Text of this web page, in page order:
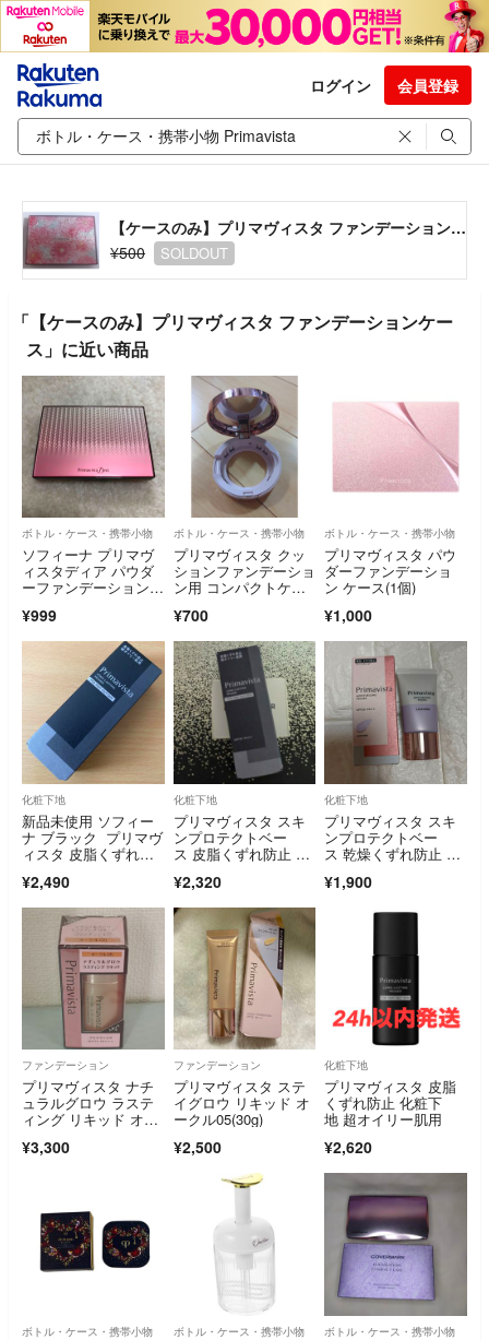
ログイン 会員登録
【ケースのみ】プリマヴィスタ ファンデーションケース
¥500
SOLDOUT
「【ケースのみ】プリマヴィスタ ファンデーションケー
ス」に近い商品
ボトル・ケース・携帯小物
ソフィーナ プリマヴ
ィスタディア パウダ
ーファンデーション用
¥999
ボトル・ケース・携帯小物
プリマヴィスタ クッ
ションファンデーショ
ン用 コンパクトケー
¥700
ボトル・ケース・携帯小物
プリマヴィスタ パウ
ダーファンデーショ
ン ケース(1個)
¥1,000
化粧下地
新品未使用 ソフィー
ナ ブラック プリマヴ
ィスタ 皮脂くずれ防
ー肌用 25ml
¥2,490
化粧下地
プリマヴィスタ スキ
ンプロテクトベー
ス 皮脂くずれ防止 化
用 25ml
¥2,320
化粧下地
プリマヴィスタ スキ
ンプロテクトベー
ス 乾燥くずれ防止 ラ
¥1,900
ファンデーション
プリマヴィスタ ナチ
ュラルグロウ ラステ
ィング リキッド オー
¥3,300
ファンデーション
プリマヴィスタ ステ
イグロウ リキッド オ
ークル05(30g)
¥2,500
化粧下地
プリマヴィスタ 皮脂
くずれ防止 化粧下
地 超オイリー肌用
¥2,620
ボトル・ケース・携帯小物 ボトル・ケース・携帯小物 ボトル・ケース・携帯小物